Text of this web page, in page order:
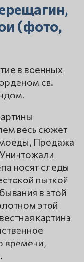
(фото,
в военных
св.
весь сюжет
Продажа
носят следы
пыткой
в этой
этой
картина
времени,